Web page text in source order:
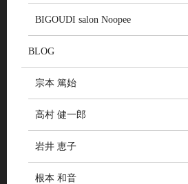
BIGOUDI salon Noopee
BLOG
宗本 篤始
高村 健一郎
岩井 恵子
根本 和音